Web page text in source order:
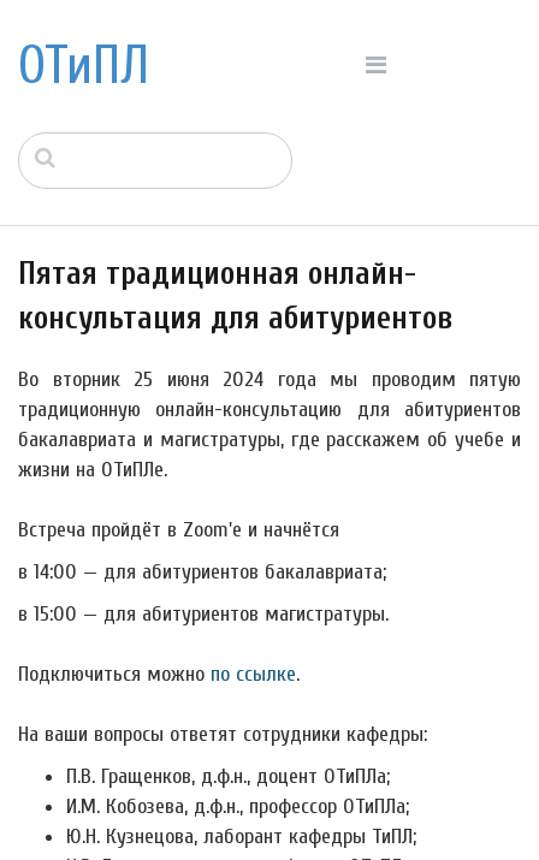
ОТиПЛ
Пятая традиционная онлайн-
консультация для абитуриентов
Во вторник 25 июня 2024 года мы проводим пятую
традиционную онлайн-консультацию для абитуриентов
бакалавриата и магистратуры, где расскажем об учебе и
жизни на ОТиПЛе.
Встреча пройдёт в Zoom'е и начнётся
в 14:00 — для абитуриентов бакалавриата;
в 15:00 — для абитуриентов магистратуры.
Подключиться можно по ссылке.
На ваши вопросы ответят сотрудники кафедры:
П.В. Гращенков, д.ф.н., доцент ОТиПЛа;
И.М. Кобозева, д.ф.н., профессор ОТиПЛа;
Ю.Н. Кузнецова, лаборант кафедры ТиПЛ;